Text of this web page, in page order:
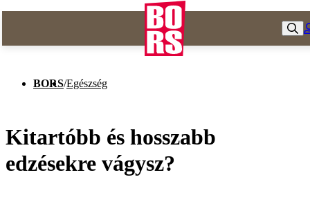
BORS/Egészség
Kitartóbb és hosszabb
edzésekre vágysz?